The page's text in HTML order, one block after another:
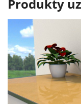
Produkty